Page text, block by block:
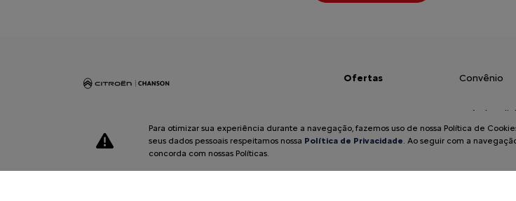
Ofertas Convênio
Veículos
Governo
Para otimizar sua experiência durante a navegação, fazemos uso de nossa Política de
seus dados pessoais respeitamos nossa Política de Privacidade. Ao seguir com a
concorda com nossas Políticas.